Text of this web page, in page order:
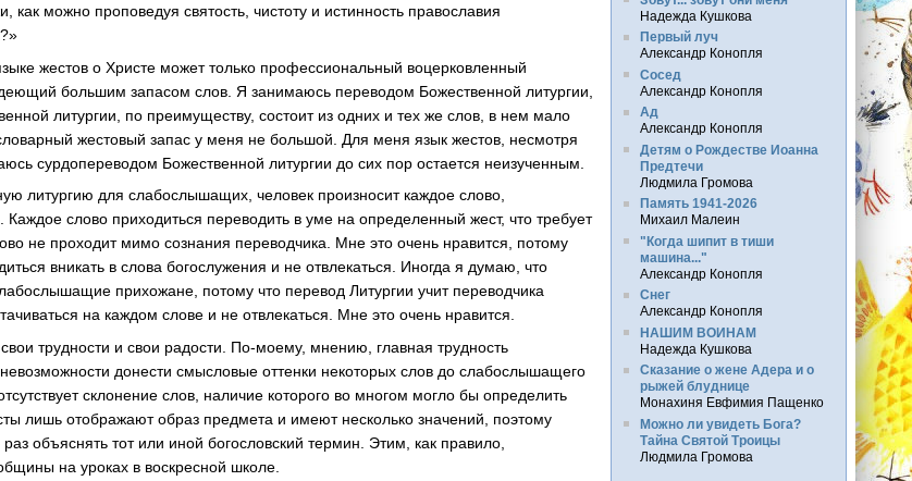
как можно проповедуя святость, чистоту и истинность православия
жестов о Христе может только профессиональный воцерковленный
большим запасом слов. Я занимаюсь переводом Божественной литургии,
литургии, по преимуществу, состоит из одних и тех же слов, в нем мало
жестовый запас у меня не большой. Для меня язык жестов, несмотря
сурдопереводом Божественной литургии до сих пор остается неизученным.
литургию для слабослышащих, человек произносит каждое слово,
Каждое слово приходиться переводить в уме на определенный жест, что требует
не проходит мимо сознания переводчика. Мне это очень нравится, потому
вникать в слова богослужения и не отвлекаться. Иногда я думаю, что
прихожане, потому что перевод Литургии учит переводчика
на каждом слове и не отвлекаться. Мне это очень нравится.
трудности и свои радости. По-моему, мнению, главная трудность
донести смысловые оттенки некоторых слов до слабослышащего
склонение слов, наличие которого во многом могло бы определить
лишь отображают образ предмета и имеют несколько значений, поэтому
объяснять тот или иной богословский термин. Этим, как правило,
на уроках в воскресной школе.
Надежда Кушкова
Первый луч
Александр Конопля
Сосед
Александр Конопля
Ад
Александр Конопля
Детям о Рождестве Иоанна
Предтечи
Людмила Громова
Память 1941-2026
Михаил Малеин
"Когда шипит в тиши
машина..."
Александр Конопля
Снег
Александр Конопля
НАШИМ ВОИНАМ
Надежда Кушкова
Сказание о жене Адера и о
рыжей блуднице
Монахиня Евфимия Пащенко
Можно ли увидеть Бога?
Тайна Святой Троицы
Людмила Громова